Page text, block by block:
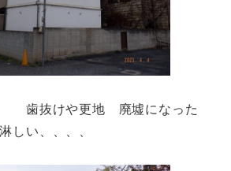
歯抜けや更地 廃墟になった
しい、、、、